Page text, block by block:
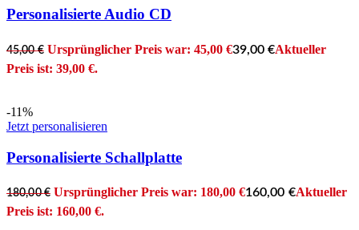
Personalisierte Audio CD
45,00€ Ursprünglicher Preis war: 45,00 €39,00€Aktueller
Preis ist: 39,00 €.
-11%
Jetzt personalisieren
Personalisierte Schallplatte
180,00€ Ursprünglicher Preis war: 180,00 €160,00 €Aktueller
Preis ist: 160,00 €.